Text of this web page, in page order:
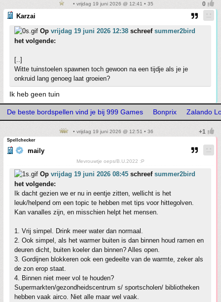
• vrijdag 19 juni 2026 @ 12:41 • 35
Karzai
Op vrijdag 19 juni 2026 12:38 schreef summer2bird
het volgende:
[..]
Witte tuinstoelen spawnen toch gewoon na een tijdje als je je
onkruid lang genoeg laat groeien?
Ik heb geen tuin
De beste bordspellen vind je bij 999 Games Bonprix Zalando
• vrijdag 19 juni 2026 @ 12:51 • 36
Spellchecker
maily
Mevrouwtje oeps/B.U.2022 :P
Op vrijdag 19 juni 2026 08:45 schreef summer2bird
het volgende:
Ik dacht gezien we er nu in eentje zitten, wellicht is het
leuk/helpend om een topic te hebben met tips voor hittegolven.
Kan vanalles zijn, en misschien helpt het mensen.
1. Vrij simpel. Drink meer water dan normaal.
2. Ook simpel, als het warmer buiten is dan binnen houd ramen en
deuren dicht, buiten koeler dan binnen? Alles open.
3. Gordijnen blokkeren ook een gedeelte van de warmte, zeker als
de zon erop staat.
4. Binnen niet meer vol te houden?
Supermarkten/gezondheidscentrum s/ sportscholen/ bibliotheken
hebben vaak airco. Niet alle maar wel vaak.